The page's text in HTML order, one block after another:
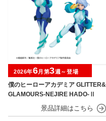
僕のヒーローアカデミア GLITTER&
GLAMOURS-NEJIRE HADO-Ⅱ
2026年6月第3週～登場